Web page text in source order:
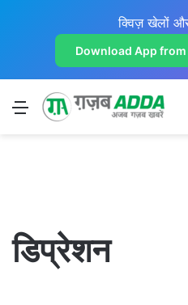
क्विज़ खेलों
Download App
Menu
डिप्रेशन